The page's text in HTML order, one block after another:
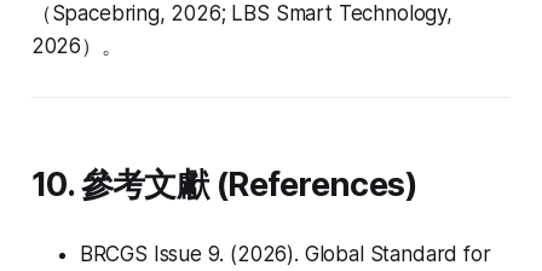
（Spacebring, 2026; LBS Smart Technology,
2026）。
10. 參考文獻 (References)
BRCGS Issue 9. (2026). Global Standard for